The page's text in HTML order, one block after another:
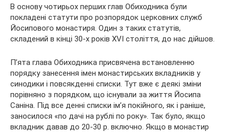
В основу чотирьох перших глав Обиходника були
покладені статути про розпорядок церковних служб
Йосипового монастиря. Один з таких статутів,
складений в кінці 30-х років XVI століття, до нас дійшов.
П’ята глава Обиходника присвячена встановленню
порядку занесення імен монастирських вкладників у
синодики і повсякденні списки. Тут вже є деякі зміни
порівняно з порядком, що існували за життя Йосипа
Саніна. Під все денні списки ім’я покійного, як і раніше,
заносилося «по дачі на рублі по року». Так було, якщо
вкладник давав до 20-30 р. включно. Якщо в монастир